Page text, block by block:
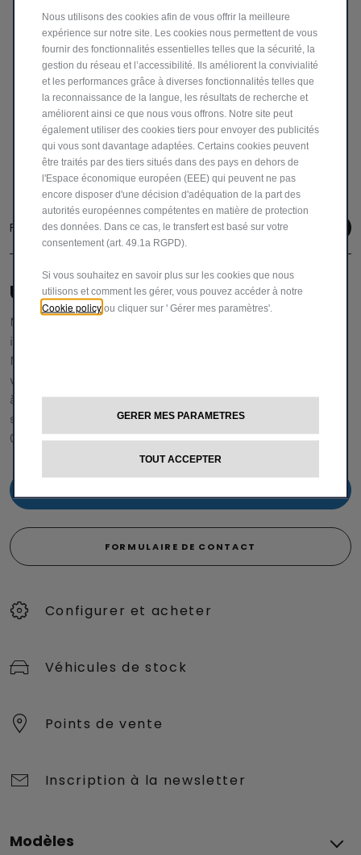
Rejoignez nos partenaires !
Suivant
Follow us
UNE ÉQUIPE DÉDIÉE POUR VOUS AIDER
Notre service clientèle vous fournira toutes les
informations et l'assistance dont vous avez besoin.
N'hésitez pas à demander des détails spécifiques sur nos
véhicules,
à nous faire part de vos réclamations ou de vos
suggestions pour améliorer notre service.
00 800 342 800 00
FORMULAIRE DE CONTACT
Configurer et acheter
Véhicules de stock
Points de vente
Inscription à la newsletter
Modèles
Nous utilisons des cookies afin de vous offrir la meilleure
expérience sur notre site. Les cookies nous permettent de vous
fournir des fonctionnalités essentielles telles que la sécurité, la
gestion du réseau et l’accessibilité. Ils améliorent la convivialité
et les performances grâce à diverses fonctionnalités telles que
la reconnaissance de la langue, les résultats de recherche et
améliorent ainsi ce que nous vous offrons. Notre site peut
également utiliser des cookies tiers pour envoyer des publicités
qui vous sont davantage adaptées. Certains cookies peuvent
être traités par des tiers situés dans des pays en dehors de
l'Espace économique européen (EEE) qui peuvent ne pas
encore disposer d'une décision d'adéquation de la part des
autorités européennes compétentes en matière de protection
des données. Dans ce cas, le transfert est basé sur votre
consentement (art. 49.1a RGPD).
Si vous souhaitez en savoir plus sur les cookies que nous
utilisons et comment les gérer, vous pouvez accéder à notre
Cookie policy ou cliquer sur ' Gérer mes paramètres'.
GERER MES PARAMETRES
TOUT ACCEPTER